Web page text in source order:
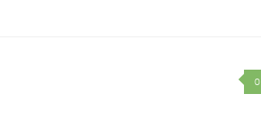
0